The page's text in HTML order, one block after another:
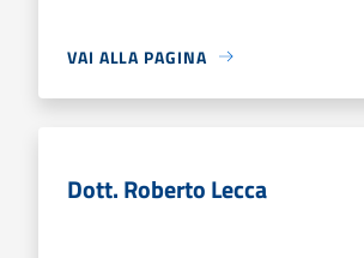
VAI ALLA PAGINA
Dott. Roberto Lecca